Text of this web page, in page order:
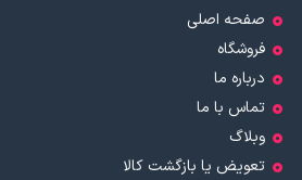
صفحه اصلی
فروشگاه
درباره ما
تماس با ما
وبلاگ
تعویض یا بازگشت کالا